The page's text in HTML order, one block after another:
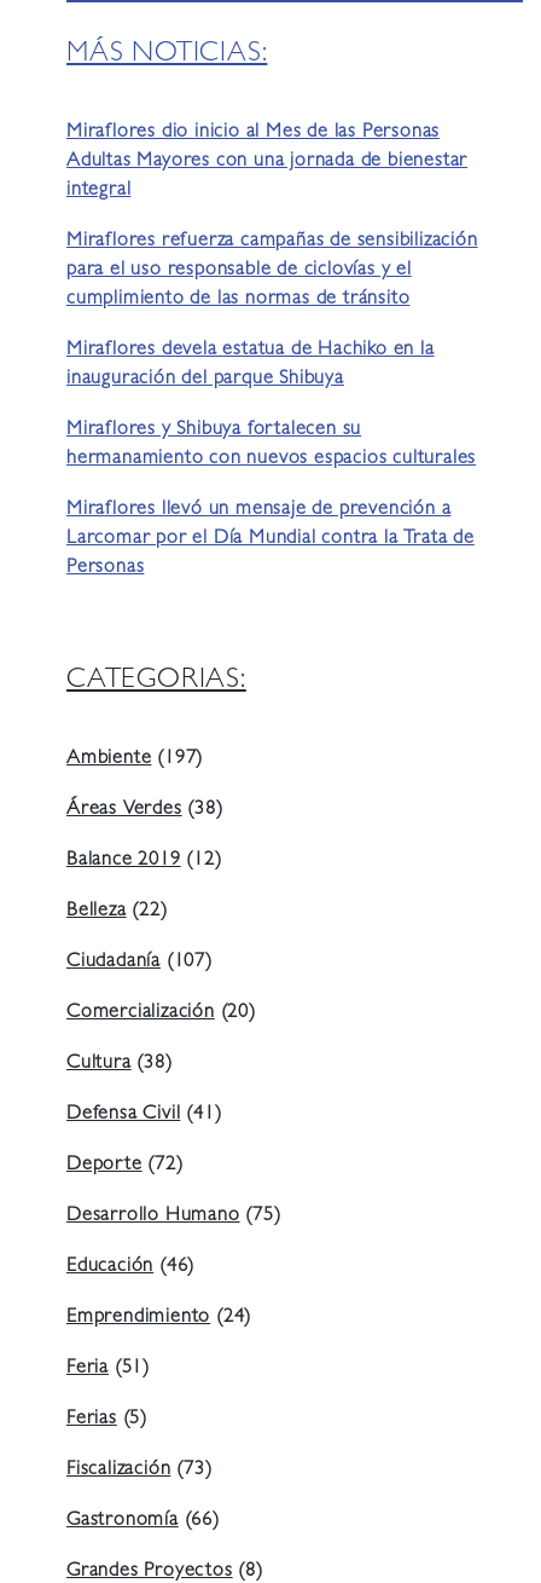
MÁS NOTICIAS:
Miraflores dio inicio al Mes de las Personas
Adultas Mayores con una jornada de bienestar
integral
Miraflores refuerza campañas de sensibilización
para el uso responsable de ciclovías y el
cumplimiento de las normas de tránsito
Miraflores devela estatua de Hachiko en la
inauguración del parque Shibuya
Miraflores y Shibuya fortalecen su
hermanamiento con nuevos espacios culturales
Miraflores llevó un mensaje de prevención a
Larcomar por el Día Mundial contra la Trata de
Personas
CATEGORIAS:
Ambiente (197)
Áreas Verdes (38)
Balance 2019 (12)
Belleza(22)
Ciudadanía (107)
Comercialización (20)
Cultura(38)
Defensa Civil (41)
Deporte (72)
Desarrollo Humano (75)
Educación (46)
Emprendimiento (24)
Feria (51)
Ferias (5)
Fiscalización (73)
Gastronomía(66)
Grandes Proyectos (8)